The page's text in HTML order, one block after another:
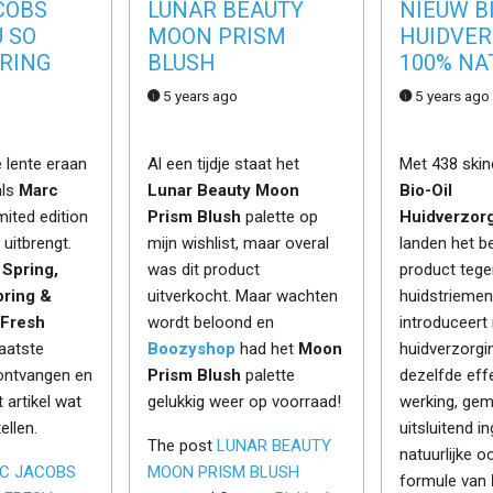
SO
eraan
Marc
edition
&
en
artikel wat
JACOBS
LUNAR BEAUTY
MOON PRISM
BLUSH
5 years ago
Al een tijdje staat het
Lunar Beauty Moon
Prism Blush palette op
mijn wishlist, maar overal
was dit product
uitverkocht. Maar wachten
wordt beloond en
Boozyshop had het Moon
Prism Blush palette
gelukkig weer op voorraad!
The post LUNAR BEAUTY
MOON PRISM BLUSH
NIEUW
100%
5 years ago
Met 438
Bio-Oil
landen het
product
introduceert
dezelfde
werking,
uitsluitend
natuurlijke
formule van